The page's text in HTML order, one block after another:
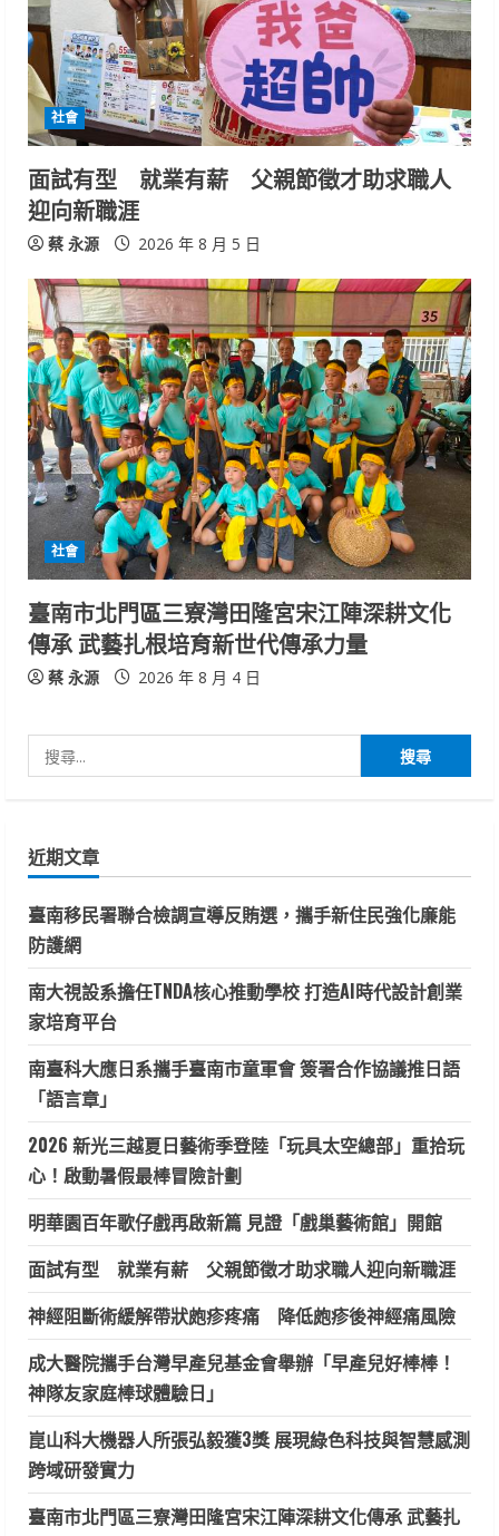
社會
面試有型 就業有薪 父親節徵才助求職人
迎向新職涯
蔡 永源 2026 年 8 月 5 日
社會
臺南市北門區三寮灣田隆宮宋江陣深耕文化
傳承 武藝扎根培育新世代傳承力量
蔡 永源 2026 年 8 月 4 日
尋
字:
近期文章
臺南移民署聯合檢調宣導反賄選，攜手新住民強化廉能
防護網
南大視設系擔任TNDA核心推動學校 打造AI時代設計創業
家培育平台
南臺科大應日系攜手臺南市童軍會 簽署合作協議推日語
「語言章」
2026 新光三越夏日藝術季登陸「玩具太空總部」重拾玩
心！啟動暑假最棒冒險計劃
明華園百年歌仔戲再啟新篇 見證「戲巢藝術館」開館
面試有型 就業有薪 父親節徵才助求職人迎向新職涯
神經阻斷術緩解帶狀皰疹疼痛 降低皰疹後神經痛風險
成大醫院攜手台灣早產兒基金會舉辦「早產兒好棒棒！
神隊友家庭棒球體驗日」
崑山科大機器人所張弘毅獲3獎 展現綠色科技與智慧感測
跨域研發實力
臺南市北門區三寮灣田隆宮宋江陣深耕文化傳承 武藝扎